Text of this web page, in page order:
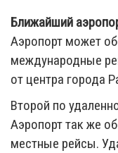
Ближайший
Аэропорт может
международные
от центра города
Второй по
Аэропорт так же
местные рейсы.